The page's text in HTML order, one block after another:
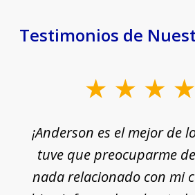
Testimonios de
¡Anderson es el mejor de
tuve que preocuparme
nada relacionado con mi